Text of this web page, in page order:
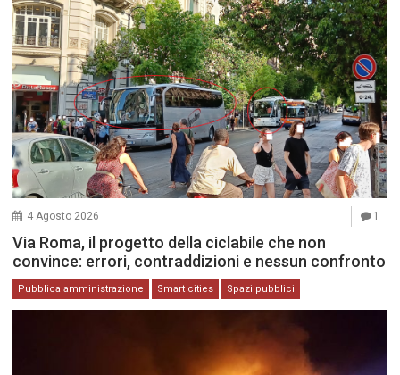
4 Agosto 2026 1
Via Roma, il progetto della ciclabile che non
convince: errori, contraddizioni e nessun confronto
Pubblica amministrazione Smart cities Spazi pubblici